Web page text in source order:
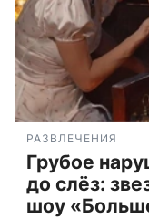
РАЗВЛЕЧЕНИЯ
Грубое
до слёз:
шоу